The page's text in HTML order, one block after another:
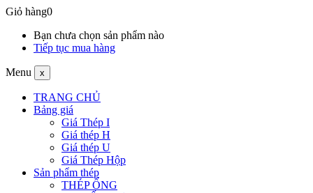
Giỏ hàng0
Bạn chưa chọn sản phẩm nào
Tiếp tục mua hàng
Menu x
TRANG CHỦ
Bảng giá
Giá Thép I
Giá thép H
Giá thép U
Giá Thép Hộp
Sản phẩm thép
THÉP ỐNG